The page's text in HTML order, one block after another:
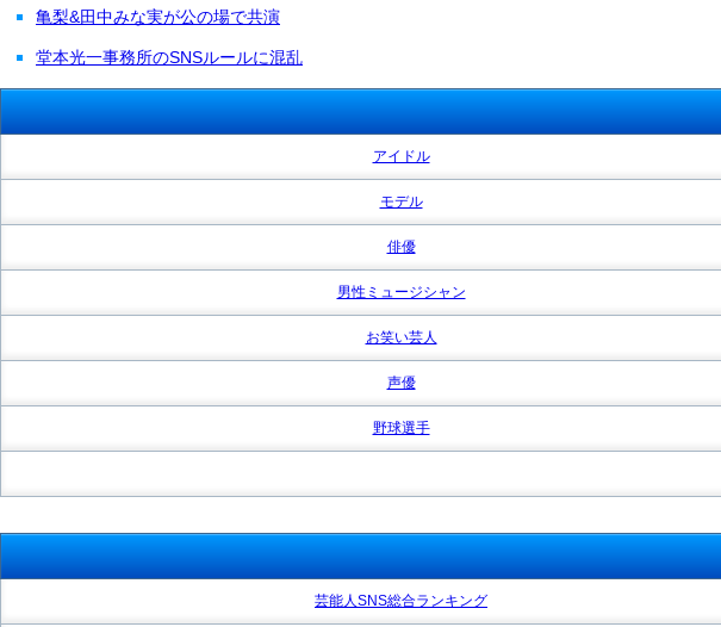
亀梨&田中みな実が公の場で共演
堂本光一事務所のSNSルールに混乱
アイドル
モデル
俳優
男性ミュージシャン
お笑い芸人
声優
野球選手
芸能人SNS総合ランキング